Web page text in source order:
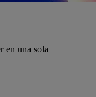
en una sola